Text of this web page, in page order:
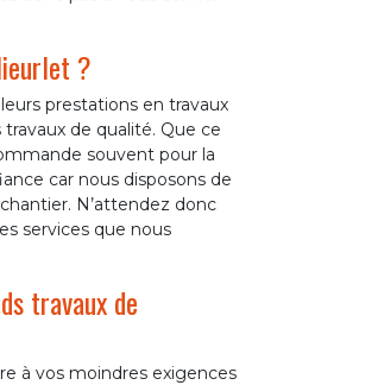
?
prestations en travaux
de qualité. Que ce
souvent pour la
car nous disposons de
N’attendez donc
services que nous
travaux de
à vos moindres exigences